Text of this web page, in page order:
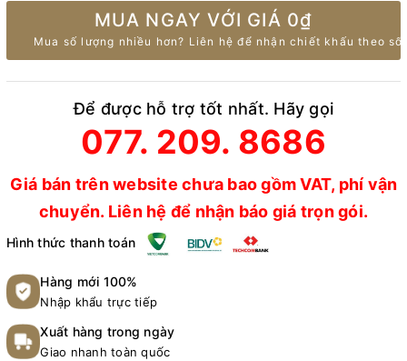
MUA NGAY VỚI GIÁ 0₫
Mua số lượng nhiều hơn? Liên hệ để nhận chiết khấu theo số
Để được hỗ trợ tốt nhất. Hãy gọi
077. 209. 8686
Giá bán trên website chưa bao gồm VAT, phí vận
chuyển. Liên hệ để nhận báo giá trọn gói.
Hình thức thanh toán
Hàng mới 100%
Nhập khẩu trực tiếp
Xuất hàng trong ngày
Giao nhanh toàn quốc